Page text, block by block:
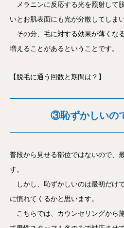
メラニンに反応する光を照射して
いとお肌表面にも光が分散してしまい
その分、毛に対する効果が薄くな
増えることがあるということです。
【脱毛に通う回数と期間は？】
③恥ずかしいの
普段から見せる部位ではないので、
す。
しかし、恥ずかしいのは最初だけ
に慣れてくるかと思います。
こちらでは、カウンセリングから